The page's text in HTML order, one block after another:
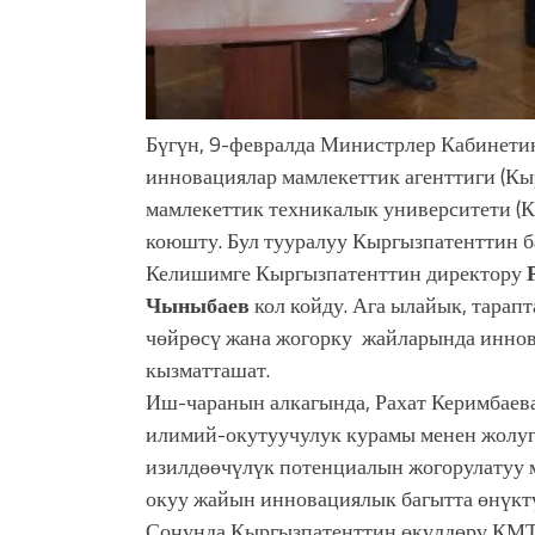
Бүгүн, 9-февралда Министрлер
инновациялар мамлекеттик агенттиги
мамлекеттик техникалык
коюшту. Бул тууралуу Кыргызпатенттин
Келишимге Кыргызпатенттин директору
Чыныбаевкол койду. Ага ылайык,
чөйрөсү жана жогорку жайларында
кызматташат.
Иш-чаранын алкагында, Рахат
илимий-окутуучулук курамы менен
изилдөөчүлүк потенциалын
окуу жайын инновациялык багытта